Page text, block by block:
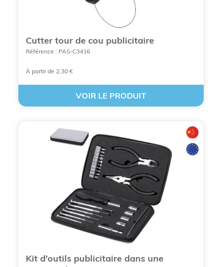
Cutter tour de cou publicitaire
Référence : PAS-C3416
À partir de 2,30 €
VOIR LE PRODUIT
Kit d'outils publicitaire dans une